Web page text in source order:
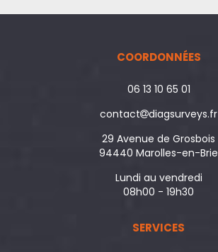
COORDONNÉES
06 13 10 65 01
contact
diagsurveys.fr
29 Avenue de Grosbois
94440 Marolles-en-Brie
Lundi au vendredi
08h00 - 19h30
SERVICES